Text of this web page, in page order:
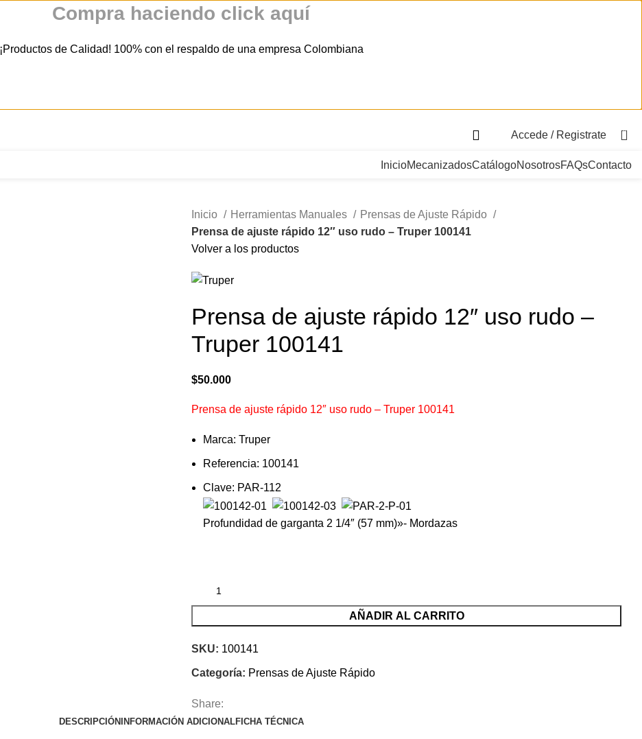
Compra haciendo click aquí
¡Productos de Calidad! 100% con el respaldo de una empresa Colombiana
Accede / Registrate 0
InicioMecanizadosCatálogoNosotrosFAQsContacto
Inicio Herramientas Manuales
Prensas de Ajuste Rápido
Prensa de ajuste rápido 12″ uso rudo – Truper 100141
Volver a los productos
Prensa de ajuste rápido 12″ uso rudo –
Truper 100141
$50.000
Prensa de ajuste rápido 12″ uso rudo – Truper 100141
Marca: Truper
Referencia: 100141
Clave: PAR-112
Profundidad de garganta 2 1/4″ (57 mm)»- Mordazas
AÑADIR AL CARRITO
SKU: 100141
Categoría: Prensas de Ajuste Rápido
Share:
DESCRIPCIÓNINFORMACIÓN ADICIONALFICHA TÉCNICA